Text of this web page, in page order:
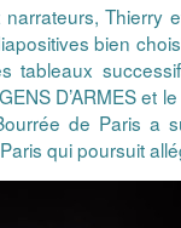
Thierry
bien
tableaux
D’ARMES
de Paris a
qui poursuit